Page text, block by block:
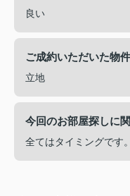
良い
ご成約いただいた物
立地
今回のお部屋探しに
全てはタイミングです。